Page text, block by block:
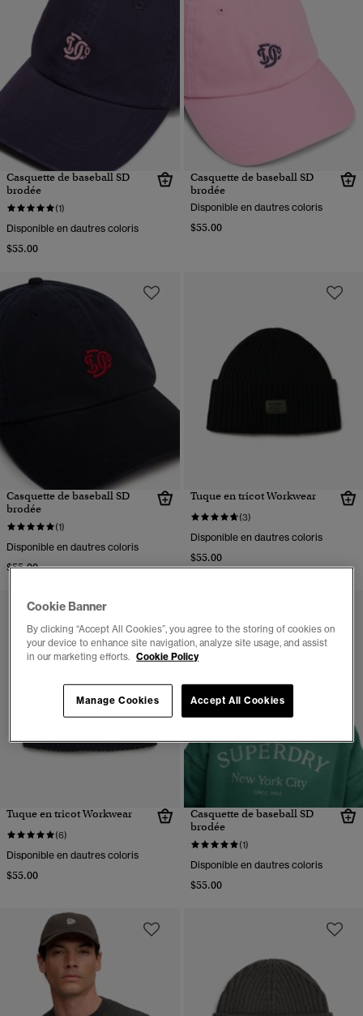
Casquette de baseball SD
brodée
(1)
Disponible en dautres coloris
$55.00
Casquette de baseball SD
brodée
Disponible en dautres coloris
$55.00
Casquette de baseball SD
brodée
(1)
Disponible en dautres coloris
$55.00
Tuque en tricot Workwear
(3)
Disponible en dautres coloris
$55.00
Tuque en tricot Workwear
(6)
Disponible en dautres coloris
$55.00
Casquette de baseball SD
brodée
(1)
Disponible en dautres coloris
$55.00
Cookie Banner
By clicking “Accept All Cookies”, you agree to the storing of cookies on
your device to enhance site navigation, analyze site usage, and assist
in our marketing efforts. Cookie Policy
Accept All Cookies
Manage Cookies